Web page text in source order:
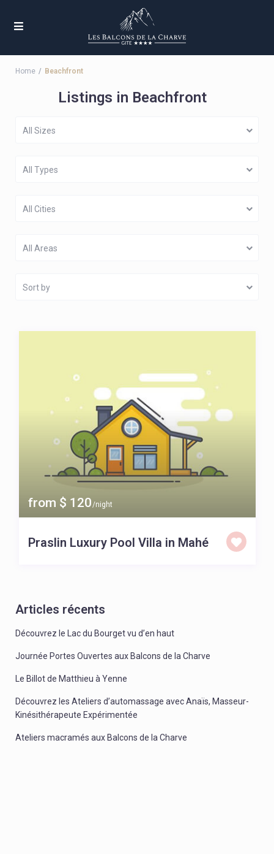
Home Beachfront
Listings in Beachfront
All Sizes
All Types
All Cities
All Areas
Sort by
from $ 120/night
Praslin Luxury Pool Villa in Mahé
Articles récents
Découvrez le Lac du Bourget vu d’en haut
Journée Portes Ouvertes aux Balcons de la Charve
Le Billot de Matthieu à Yenne
Découvrez les Ateliers d’automassage avec Anaïs, Masseur-
Kinésithérapeute Expérimentée
Ateliers macramés aux Balcons de la Charve